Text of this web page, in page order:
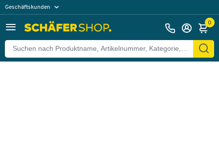
Geschäftskunden
0
Zurück